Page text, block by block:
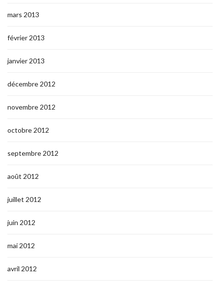
mars 2013
février 2013
janvier 2013
décembre 2012
novembre 2012
octobre 2012
septembre 2012
août 2012
juillet 2012
juin 2012
mai 2012
avril 2012